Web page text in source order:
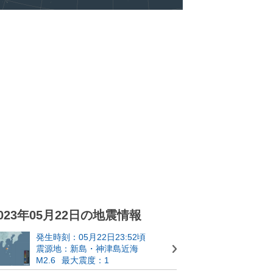
年05月22日の地震情報
発生時刻：05月22日23:52頃
震源地：新島・神津島近海
M2.6
最大震度：1